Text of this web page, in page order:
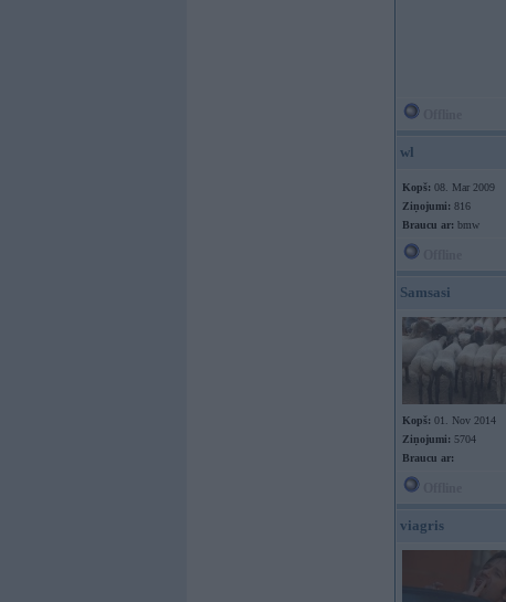
wl
Kopš: 08. Mar 2009
Ziņojumi: 816
Braucu ar: bmw
Samsasi
Kopš: 01. Nov 2014
Ziņojumi: 5704
Braucu ar:
viagris